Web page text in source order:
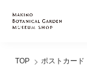
TOP ポストカード